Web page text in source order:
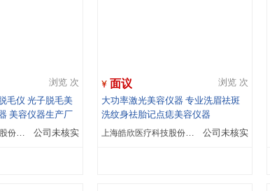
浏览 次
毛仪 光子脱毛美
美容仪器生产厂
上海皓欣医疗科技股份有限公司 公司未核实
面议 浏览 次
大功率激光美容仪器 专业洗眉祛斑
洗纹身祛胎记点痣美容仪器
上海皓欣医疗科技股份有限公司 公司未核实